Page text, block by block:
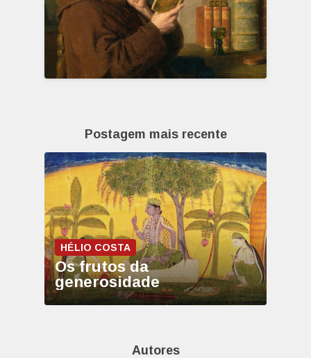
Postagem mais recente
HÉLIO COSTA
Os frutos da
generosidade
Autores